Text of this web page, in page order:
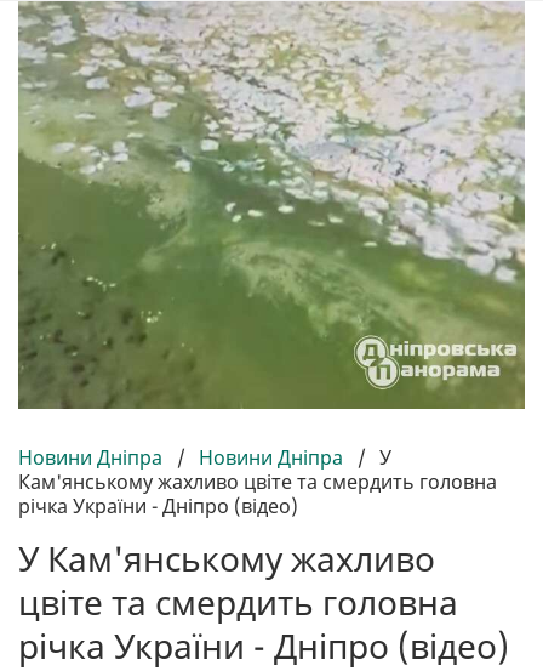
Новини Дніпра / Новини Дніпра / У
Кам'янському жахливо цвіте та смердить головна
річка України - Дніпро (відео)
У Кам'янському жахливо
цвіте та смердить головна
річка України - Дніпро (відео)